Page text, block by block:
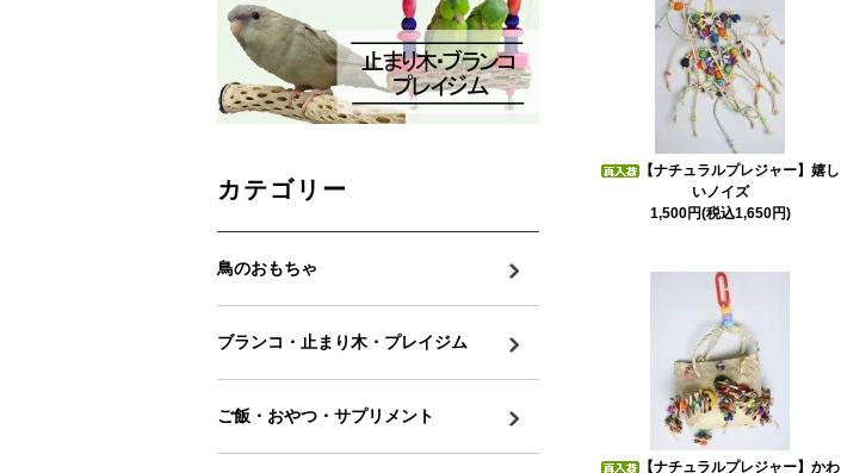
【ナチュラルプレジャー】嬉し
いノイズ
1,500円(税込1,650円)
【ナチュラルプレジャー】かわ
カテゴリー
鳥のおもちゃ
ブランコ・止まり木・プレイジム
ご飯・おやつ・サプリメント